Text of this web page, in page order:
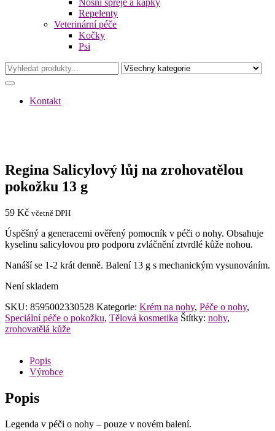
Nosní spreje a kapky
Repelenty
Veterinární péče
Kočky
Psi
Kontakt
Regina Salicylový lůj na zrohovatělou
pokožku 13 g
59 Kč včetně DPH
Úspěšný a generacemi ověřený pomocník v péči o nohy. Obsahuje
kyselinu salicylovou pro podporu zvláčnění ztvrdlé kůže nohou.
Nanáší se 1-2 krát denně. Balení 13 g s mechanickým vysunováním.
Není skladem
SKU: 8595002330528 Kategorie: Krém na nohy, Péče o nohy,
Speciální péče o pokožku, Tělová kosmetika Štítky: nohy,
zrohovatělá kůže
Popis
Výrobce
Popis
Legenda v péči o nohy – pouze v novém balení.